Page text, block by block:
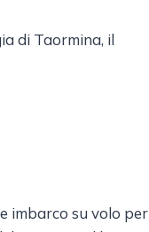
di Taormina, il
imbarco su volo per